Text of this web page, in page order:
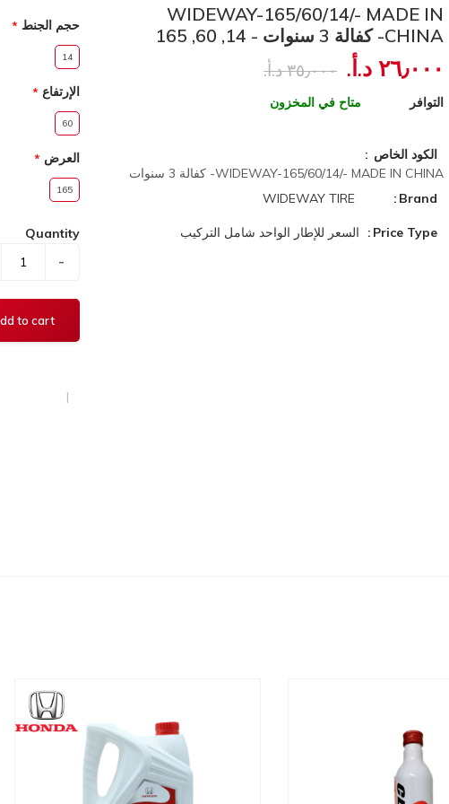
WIDEWAY-165/60/14/- MADE IN
CHINA- كفالة 3 سنوات - 14, 60, 165
٢٦٫٠٠٠ د.أ.‏ ٣٥٫٠٠٠ د.أ.‏
التوافر متاح في المخزون
الكود الخاص
WIDEWAY-165/60/14/- MADE IN CHINA- كفالة 3 سنوات
Brand
WIDEWAY TIRE
Price Type السعر للإطار الواحد شامل التركيب
حجم الجنط
14
الإرتفاع
60
العرض
165
Quantity
-